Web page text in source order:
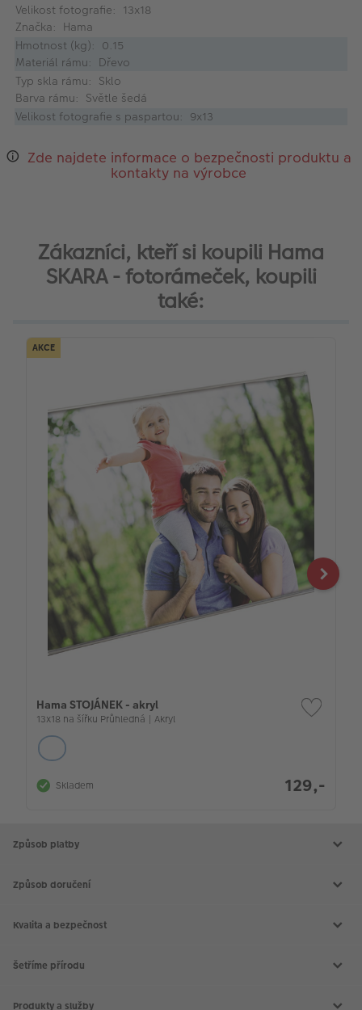
Velikost fotografie: 13x18
Značka: Hama
Hmotnost (kg): 0.15
Materiál rámu: Dřevo
Typ skla rámu: Sklo
Barva rámu: Světle šedá
Velikost fotografie s paspartou: 9x13
Zde najdete informace o bezpečnosti produktu a
kontakty na výrobce
Zákazníci, kteří si koupili Hama
SKARA - fotorámeček, koupili
také:
AKCE
Hama STOJÁNEK - akryl
13x18 na šířku Průhledná | Akryl
Skladem 129,-
Způsob platby
Způsob doručení
Kvalita a bezpečnost
Šetříme přírodu
Produkty a služby